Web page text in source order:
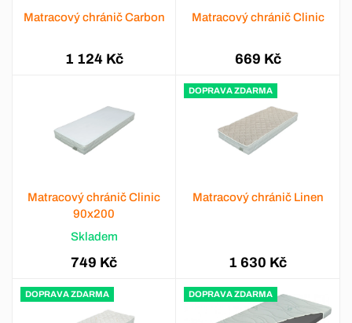
Matracový chránič Carbon
1 124 Kč
Matracový chránič Clinic
669 Kč
Matracový chránič Clinic
90x200
Skladem
749 Kč
DOPRAVA ZDARMA
Matracový chránič Linen
1 630 Kč
DOPRAVA ZDARMA DOPRAVA ZDARMA